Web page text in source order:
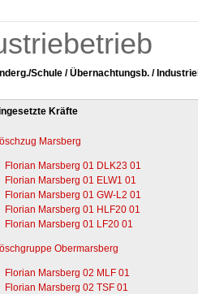
Schule / Übernachtungsb. /
Kräfte
Marsberg
Florian Marsberg 01 DLK23 01
Florian Marsberg 01 ELW1 01
Florian Marsberg 01 GW-L2 01
Florian Marsberg 01 HLF20 01
Florian Marsberg 01 LF20 01
Obermarsberg
Florian Marsberg 02 MLF 01
Florian Marsberg 02 TSF 01